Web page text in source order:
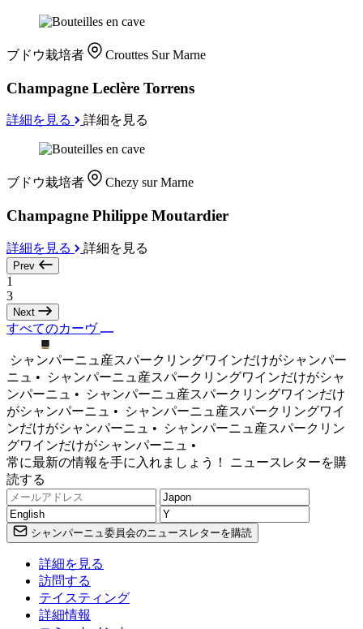
ブドウ栽培者 Crouttes Sur Marne
Champagne Leclère Torrens
詳細を見る 詳細を見る
ブドウ栽培者 Chezy sur Marne
Champagne Philippe Moutardier
詳細を見る 詳細を見る
Prev
1
3
Next
すべてのカーヴ
シャンパーニュ産スパークリングワインだけがシャンパー
ニュ •
シャンパーニュ産スパークリングワインだけがシャ
ンパーニュ •
シャンパーニュ産スパークリングワインだけ
がシャンパーニュ •
シャンパーニュ産スパークリングワイ
ンだけがシャンパーニュ •
シャンパーニュ産スパークリン
グワインだけがシャンパーニュ •
常に最新の情報を手に入れましょう！ ニュースレターを購
読する
シャンパーニュ委員会のニュースレターを購読
詳細を見る
訪問する
テイスティング
詳細情報